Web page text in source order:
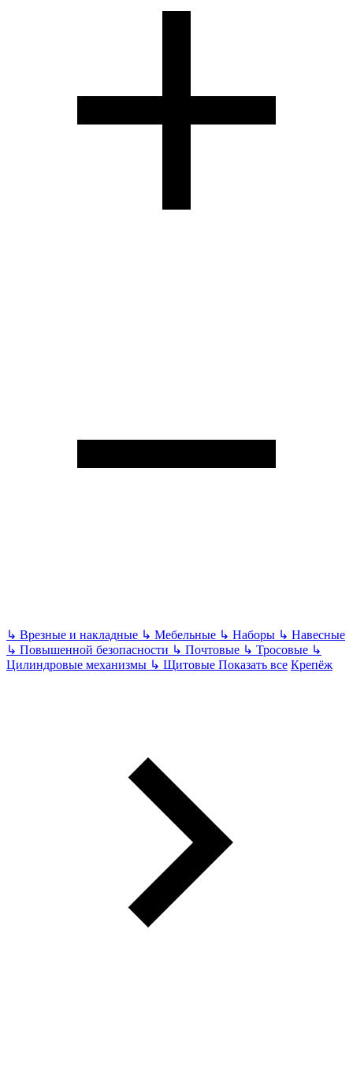
↳ Врезные и накладные ↳ Мебельные ↳ Наборы ↳ Навесные
↳ Повышенной безопасности ↳ Почтовые ↳ Тросовые ↳
Цилиндровые механизмы ↳ Щитовые Показать все Крепёж